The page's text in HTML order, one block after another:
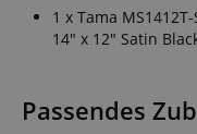
1 x Tama
14" x 12" Satin
Passendes